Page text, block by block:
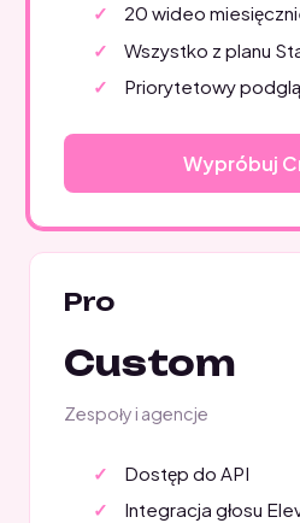
20 wideo
Wszystko z planu
Priorytetowy
Wypróbuj
Pro
Custom
Zespoły i agencje
Dostęp do API
Integracja głosu